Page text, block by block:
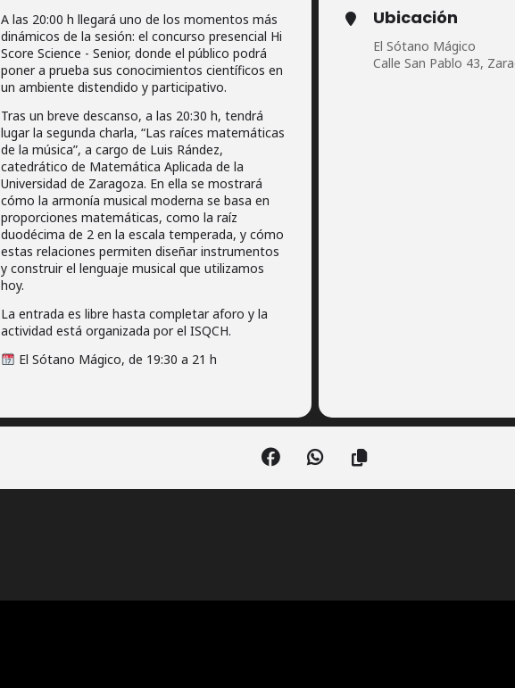
A las 20:00 h llegará uno de los momentos más
dinámicos de la sesión: el concurso presencial Hi
Score Science - Senior, donde el público podrá
poner a prueba sus conocimientos científicos en
un ambiente distendido y participativo.
Tras un breve descanso, a las 20:30 h, tendrá
lugar la segunda charla, “Las raíces matemáticas
de la música”, a cargo de Luis Rández,
catedrático de Matemática Aplicada de la
Universidad de Zaragoza. En ella se mostrará
cómo la armonía musical moderna se basa en
proporciones matemáticas, como la raíz
duodécima de 2 en la escala temperada, y cómo
estas relaciones permiten diseñar instrumentos
y construir el lenguaje musical que utilizamos
hoy.
La entrada es libre hasta completar aforo y la
actividad está organizada por el ISQCH.
El Sótano Mágico, de 19:30 a 21 h
Ubicación
El Sótano Mágico
Calle San Pablo 43,